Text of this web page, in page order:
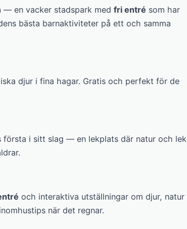
— en vacker stadspark med fri entré som har
bästa barnaktiviteter på ett och samma
djur i fina hagar. Gratis och perfekt för de
första i sitt slag — en lekplats där natur och lek
och interaktiva utställningar om djur, natur
när det regnar.